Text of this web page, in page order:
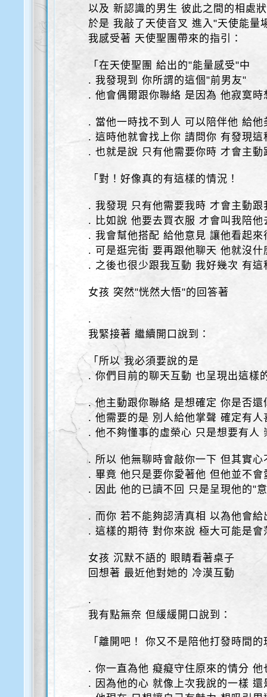
以及 新認識的男生 彼此之間的相處
於是 我敲了天使音叉 進入"天使能量
我感受著 天使聖團帶來的指引：
「在天使聖團 給出的"能量感受"中
. 我發現到 你所謂的這個"前男友"
. 他會偶爾跟你聯絡 是因為 他寂寞時
. 當他一時找不到人 可以陪伴他 給他
. 這時他就會找上你 請問你 有發現這
. 也就是說 只有他需要你時 才會主動
「對！好像真的有這樣的情況！
. 我發現 只有他需要我時 才會主動跟
. 比如說 他要去買衣服 才會叫我陪他
. 我會幫他搭配 給他意見 讓他看起來
. 可是逛完街 要再跟他聊天 他就沒什
. 之後也很少跟我互動 我好幾次 有
女孩 突然"恍然大悟"的回答著
.
我緊接著 繼續開口說到：
「所以 我必須要說的是
. 你們目前的聊天互動 也呈現出這樣
. 他主動跟你聯絡 是想確定 你是否還
. 他需要的是 別人給他掌聲 確定有人
. 他不夠懂事的虛榮心 只是想要有人
. 所以 他無聊時會敲你一下 但其實心
. 畢竟 他只是要你愛著他 但他並不會
. 因此 他的已讀不回 只是呈現他的"
. 而你 若不能夠認清真相 以為他會給
. 這樣的期待 對你來說 極大可能是
女孩 沉默不語的 眼睛看著桌子
回想著 最近他對她的 冷漠互動
.
我有點無奈 但緩緩開口說到：
「離開吧！ 你又不是陪他打發時間的
. 你一直為他 癡癡守住原來的情分 他
. 因為他的心 就像上次我說的一樣 還